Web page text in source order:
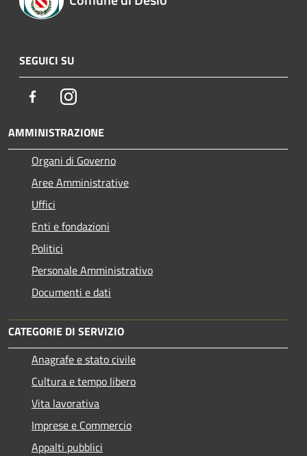
SEGUICI SU
FacebookInstagram
AMMINISTRAZIONE
Organi di Governo
Aree Amministrative
Uffici
Enti e fondazioni
Politici
Personale Amministrativo
Documenti e dati
CATEGORIE DI SERVIZIO
Anagrafe e stato civile
Cultura e tempo libero
Vita lavorativa
Imprese e Commercio
Appalti pubblici